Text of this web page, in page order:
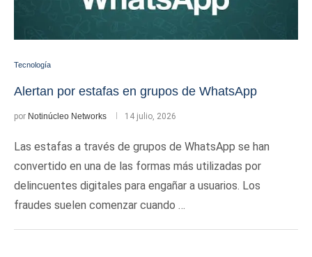
Tecnología
Alertan por estafas en grupos de WhatsApp
por Notinúcleo Networks 14 julio, 2026
Las estafas a través de grupos de WhatsApp se han
convertido en una de las formas más utilizadas por
delincuentes digitales para engañar a usuarios. Los
fraudes suelen comenzar cuando …